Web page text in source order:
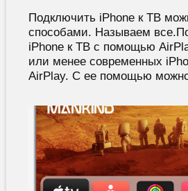
Подключить iPhone к ТВ
способами. Называем
iPhone к ТВ с помощью
или менее современных
AirPlay. С ее помощью